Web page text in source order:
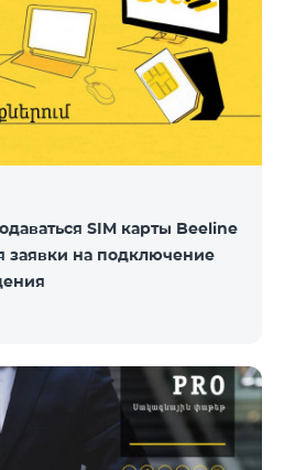
SIM карты Beeline
заявки на подключение